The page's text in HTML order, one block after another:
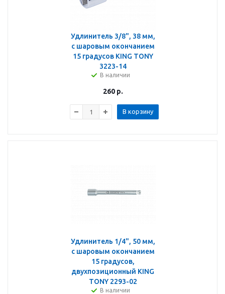
Удлинитель 3/8", 38 мм,
с шаровым окончанием
15 градусов KING TONY
3223-14
В наличии
260р.
В корзину
Удлинитель 1/4", 50 мм,
с шаровым окончанием
15 градусов,
двухпозиционный KING
TONY 2293-02
В наличии